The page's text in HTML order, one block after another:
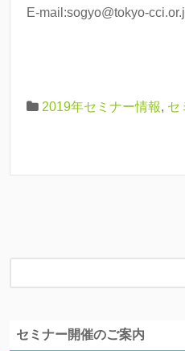
E-mail:sogyo@tokyo-
2019年セミナー情報, セ
セミナー開催のご案内